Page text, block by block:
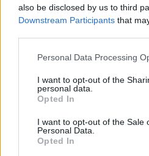
also be disclosed by us to third
Downstream Participants that
Personal Data Processing
I want to opt-out of the
personal data.
Opted In
I want to opt-out of the Sale
Personal Data.
Opted In
Nasza córcia miesiąc temu
miała os urodzenia ale
około 1cm długości,